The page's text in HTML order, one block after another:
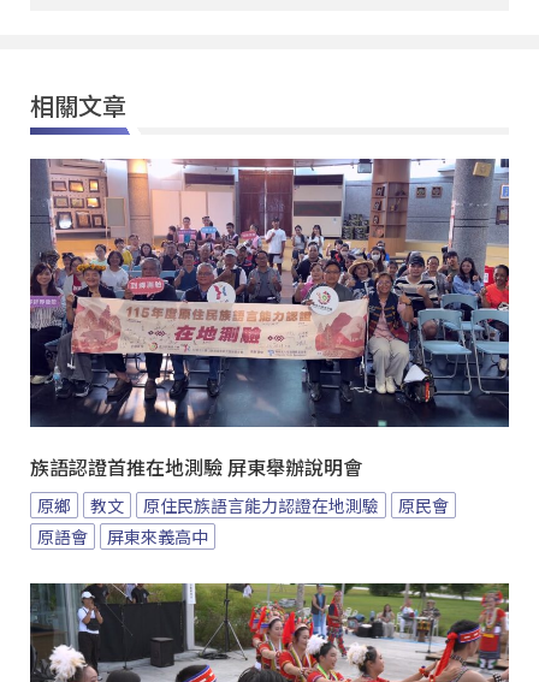
相關文章
族語認證首推在地測驗 屏東舉辦說明會
原鄉 教文 原住民族語言能力認證在地測驗
原民會
原語會
屏東來義高中